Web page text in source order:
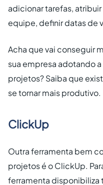
adicionar tarefas,
equipe, definir datas de
Acha que vai conseguir
sua empresa adotando
projetos? Saiba que
se tornar mais produtivo.
ClickUp
Outra ferramenta bem
projetos é o ClickUp.
ferramenta disponibiliza